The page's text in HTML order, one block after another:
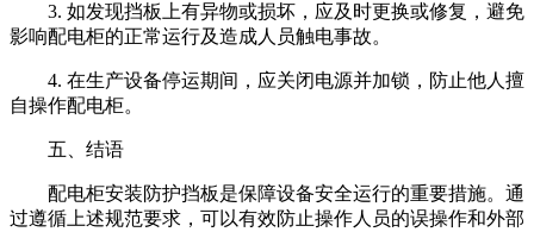
3. 如发现挡板上有异物或损坏，应及时更换或修复，避免
影响配电柜的正常运行及造成人员触电事故。
4. 在生产设备停运期间，应关闭电源并加锁，防止他人擅
自操作配电柜。
五、结语
配电柜安装防护挡板是保障设备安全运行的重要措施。通
过遵循上述规范要求，可以有效防止操作人员的误操作和外部